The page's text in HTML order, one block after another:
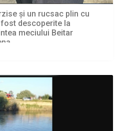
și un rucsac plin cu
descoperite la
meciului Beitar